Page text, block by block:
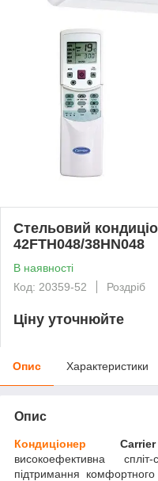
Стельовий
42FTH048/38HN048
В наявності
Код: 20359-52
Роздріб
Ціну уточнюйте
Опис Характеристики
Опис
Кондиціонер Carrier
високоефективна
підтримання